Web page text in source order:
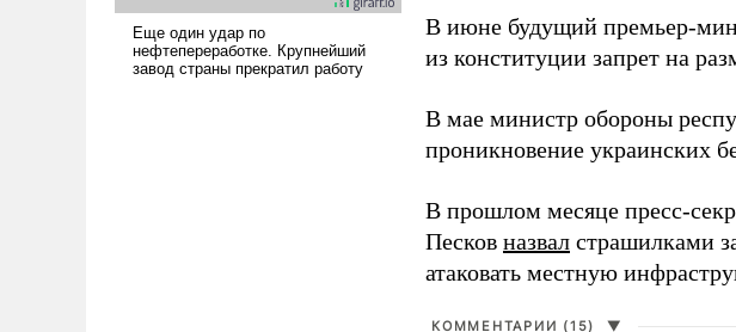
В июне будущий премьер-
из конституции запрет на
В мае министр обороны
проникновение украинских
В прошлом месяце пресс-
Песков назвал страшилками
атаковать местную
КОММЕНТАРИИ (15) ▼